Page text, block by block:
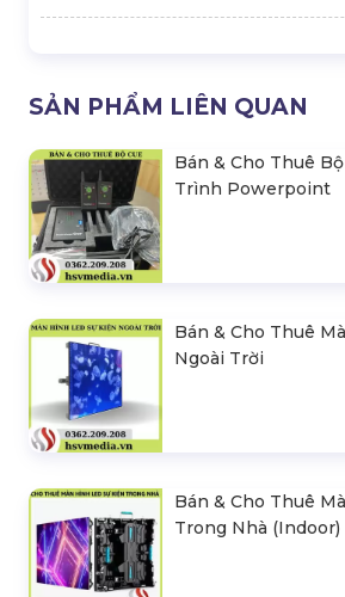
SẢN PHẨM LIÊN QUAN
Bán & Cho Thuê
Trình Powerpoint
Bán & Cho Thuê
Ngoài Trời
Bán & Cho Thuê
Trong Nhà (Indoor)